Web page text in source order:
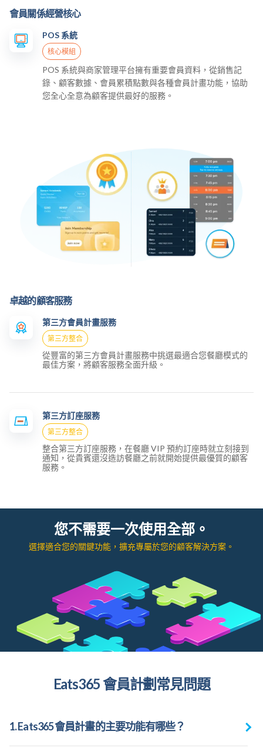
會員關係經營核心
POS 系統
核心模組
POS 系統與商家管理平台擁有重要會員資料，從銷售記
錄、顧客數據、會員累積點數與各種會員計畫功能，協助
您全心全意為顧客提供最好的服務。
卓越的顧客服務
第三方會員計畫服務
第三方整合
從豐富的第三方會員計畫服務中挑選最適合您餐廳模式的
最佳方案，將顧客服務全面升級。
第三方訂座服務
第三方整合
整合第三方訂座服務，在餐廳 VIP 預約訂座時就立刻接到
通知，從貴賓還沒造訪餐廳之前就開始提供最優質的顧客
服務。
您不需要一次使用全部。
選擇適合您的關鍵功能，擴充專屬於您的顧客解決方案。
Eats365 會員計劃常見問題
1. Eats365 會員計畫的主要功能有哪些？